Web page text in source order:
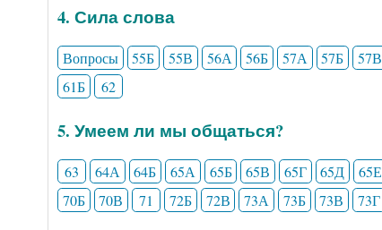
4. Сила слова
Вопросы 55Б 55В 56А 56Б 57А 57Б 57В
61Б
62
5. Умеем ли мы общаться?
63 64А 64Б 65А 65Б 65В 65Г 65Д 65Е
70Б
70В 71 72Б 72В 73А 73Б 73В 73Г